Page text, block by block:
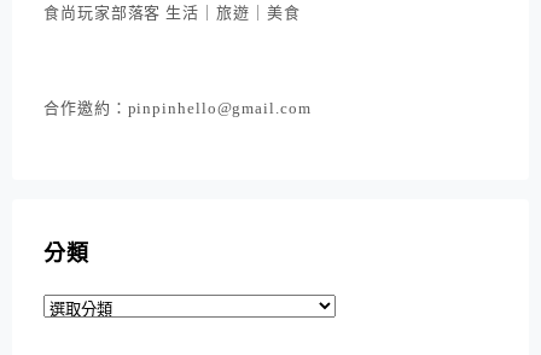
食尚玩家部落客 生活｜旅遊｜美食
合作邀約：pinpinhello@gmail.com
分類
分